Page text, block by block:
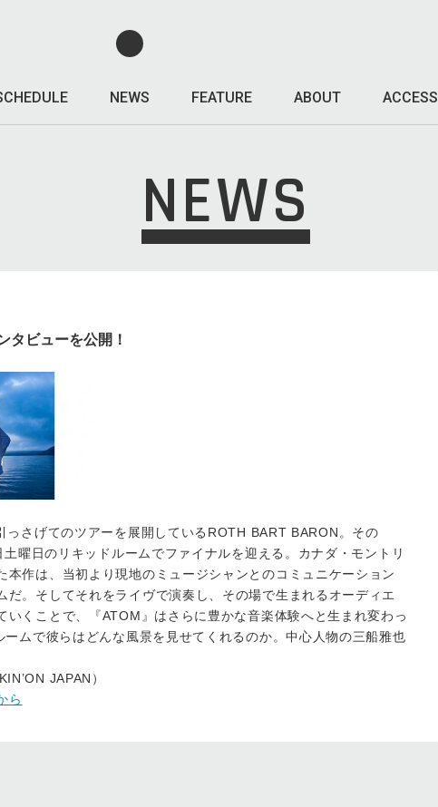
NEWS FEATURE ABOUT ACCESS
NEWS
タビューを公開！
さげてのツアーを展開しているROTH BART BARON。その
土曜日のリキッドルームでファイナルを迎える。カナダ・モントリ
本作は、当初より現地のミュージシャンとのコミュニケーション
だ。そしてそれをライヴで演奏し、その場で生まれるオーディエ
いくことで、『ATOM』はさらに豊かな音楽体験へと生まれ変わっ
ムで彼らはどんな風景を見せてくれるのか。中心人物の三船雅也
JAPAN）
ら